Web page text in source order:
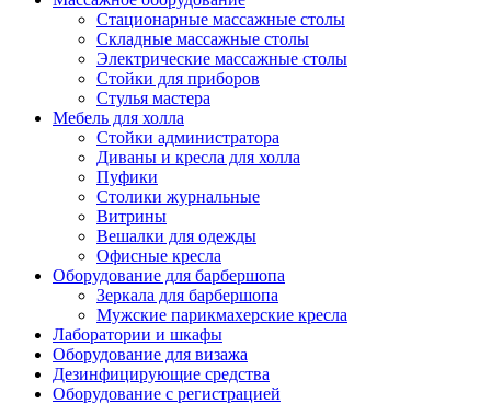
Стационарные массажные столы
Складные массажные столы
Электрические массажные столы
Стойки для приборов
Стулья мастера
Мебель для холла
Стойки администратора
Диваны и кресла для холла
Пуфики
Столики журнальные
Витрины
Вешалки для одежды
Офисные кресла
Оборудование для барбершопа
Зеркала для барбершопа
Мужские парикмахерские кресла
Лаборатории и шкафы
Оборудование для визажа
Дезинфицирующие средства
Оборудование с регистрацией